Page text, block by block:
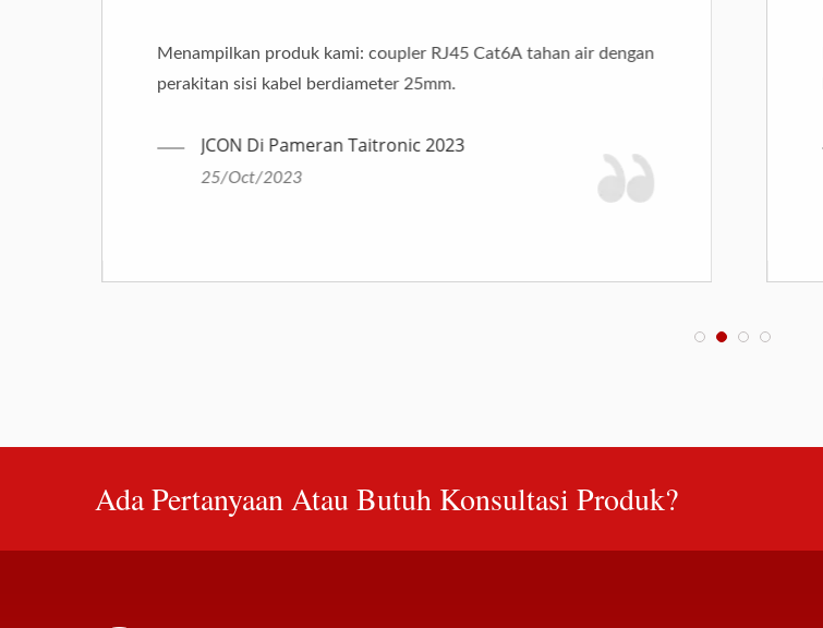
Menampilkan produk kami: coupler RJ45 Cat6A tahan air dengan
perakitan sisi kabel berdiameter 25mm.
JCON Di Pameran Taitronic 2023
25/Oct/2023
Ada Pertanyaan Atau Butuh Konsultasi Produk?